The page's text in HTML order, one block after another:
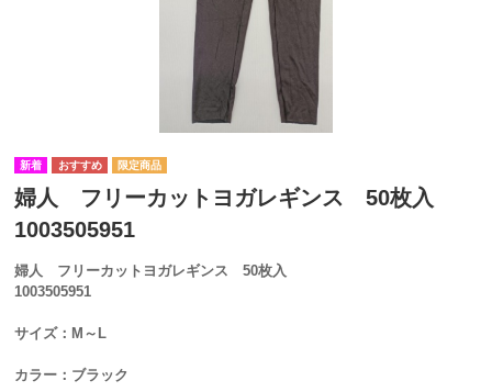
婦人 フリーカットヨガレギンス 50枚入
1003505951
婦人 フリーカットヨガレギンス 50枚入
1003505951
サイズ：M～L
カラー：ブラック